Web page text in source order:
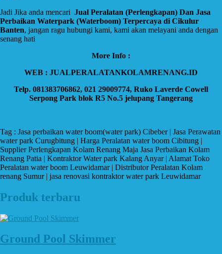
Jadi Jika anda mencari Jual Peralatan (Perlengkapan) Dan Jasa
Perbaikan Waterpark (Waterboom) Terpercaya di Cikulur
Banten, jangan ragu hubungi kami, kami akan melayani anda dengan
senang hati
More Info :
WEB : JUALPERALATANKOLAMRENANG.ID
Telp. 081383706862, 021 29009774, Ruko Laverde Cowell
Serpong Park blok R5 No.5 jelupang Tangerang
Tag : Jasa perbaikan water boom(water park) Cibeber | Jasa Perawatan
water park Curugbitung | Harga Peralatan water boom Cibitung |
Supplier Perlengkapan Kolam Renang Maja Jasa Perbaikan Kolam
Renang Patia | Kontraktor Water park Kalang Anyar | Alamat Toko
Peralatan water boom Leuwidamar | Distributor Peralatan Kolam
renang Sumur | jasa renovasi kontraktor water park Leuwidamar
Produk terbaru
Ground Pool Skimmer